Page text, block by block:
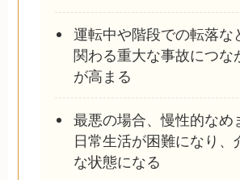
運転中や階段での転落な
関わる重大な事故につな
が高まる
最悪の場合、慢性的なめ
日常生活が困難になり、
な状態になる